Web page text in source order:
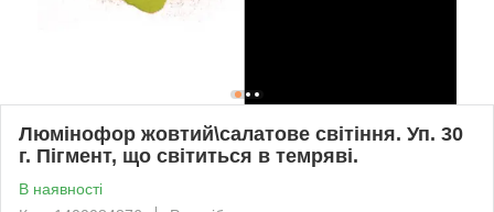
Люмінофор жовтий\салатове світіння. Уп. 30
г. Пігмент, що світиться в темряві.
В наявності